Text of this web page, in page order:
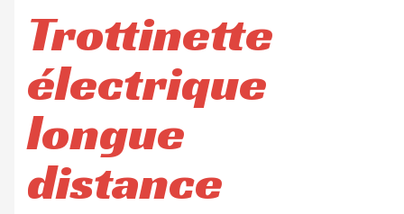
Trottinette
électrique
longue
distance